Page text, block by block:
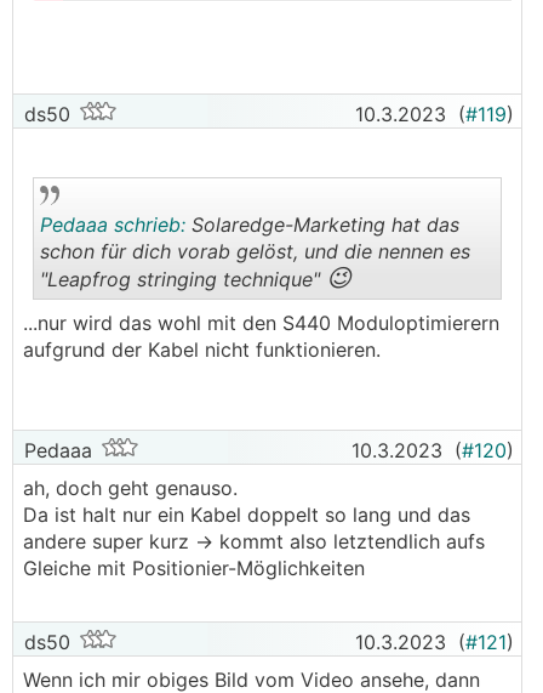
ds50 10.3.2023 (#119)
..
Pedaaa schrieb: Solaredge-Marketing hat das
schon für dich vorab gelöst, und die nennen es
"Leapfrog stringing technique" 😉
...nur wird das wohl mit den S440 Moduloptimierern
aufgrund der Kabel nicht funktionieren.
Pedaaa 10.3.2023 (#120)
ah, doch geht genauso.
Da ist halt nur ein Kabel doppelt so lang und das
andere super kurz -> kommt also letztendlich aufs
Gleiche mit Positionier-Möglichkeiten
ds50 10.3.2023 (#121)
Wenn ich mir obiges Bild vom Video ansehe, dann